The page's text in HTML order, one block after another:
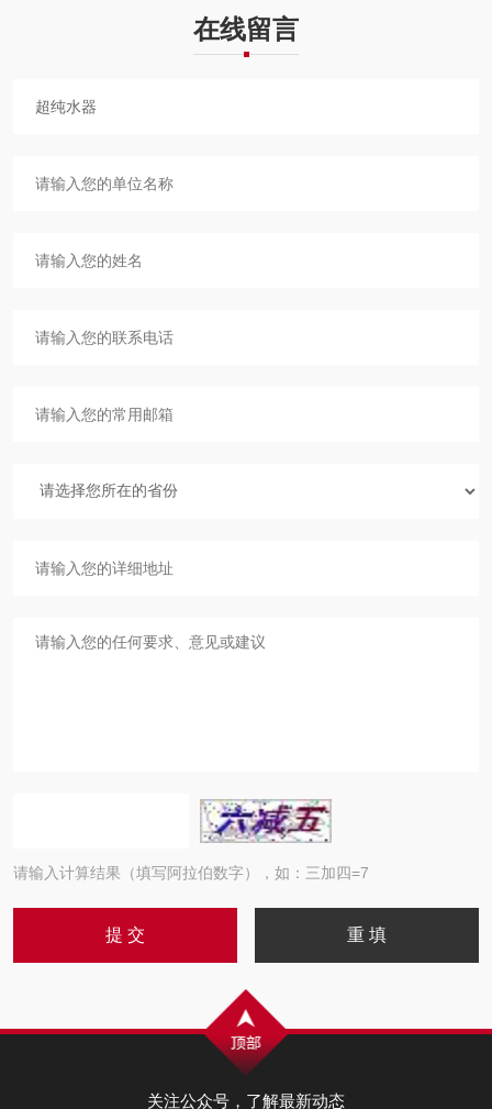
在线留言
请输入计算结果（填写阿拉伯数字），如：三加四=7
关注公众号，了解最新动态